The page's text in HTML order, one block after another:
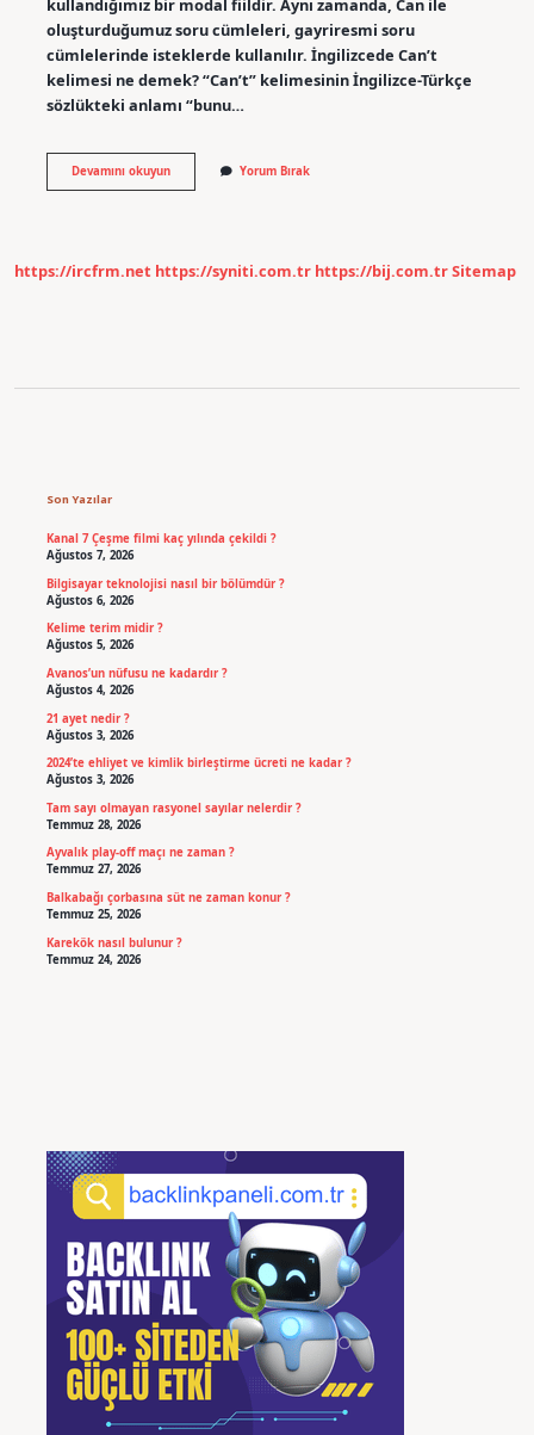
kullandığımız bir modal fiildir. Aynı zamanda, Can ile
oluşturduğumuz soru cümleleri, gayriresmi soru
cümlelerinde isteklerde kullanılır. İngilizcede Can’t
kelimesi ne demek? “Can’t” kelimesinin İngilizce-Türkçe
sözlükteki anlamı “bunu…
Devamını okuyunİNgilizcede
Cant
Yorum Bırak
https://ircfrm.net https://syniti.com.tr https://bij.com.trSitemap
Son Yazılar
Kanal 7 Çeşme filmi kaç yılında çekildi ?
Ağustos 7, 2026
Bilgisayar teknolojisi nasıl bir bölümdür ?
Ağustos 6, 2026
Kelime terim midir ?
Ağustos 5, 2026
Avanos’un nüfusu ne kadardır ?
Ağustos 4, 2026
21 ayet nedir ?
Ağustos 3, 2026
2024’te ehliyet ve kimlik birleştirme ücreti ne kadar ?
Ağustos 3, 2026
Tam sayı olmayan rasyonel sayılar nelerdir ?
Temmuz 28, 2026
Ayvalık play-off maçı ne zaman ?
Temmuz 27, 2026
Balkabağı çorbasına süt ne zaman konur ?
Temmuz 25, 2026
Karekök nasıl bulunur ?
Temmuz 24, 2026